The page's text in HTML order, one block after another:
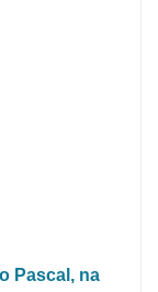
Pascal, na